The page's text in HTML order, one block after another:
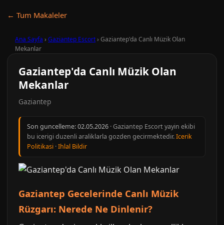
← Tum Makaleler
Ana Sayfa › Gaziantep Escort› Gaziantep'da Canlı Müzik Olan
Mekanlar
Gaziantep'da Canlı Müzik Olan
Mekanlar
Gaziantep
Son guncelleme:02.05.2026 · Gaziantep Escort yayin ekibi
bu icerigi duzenli araliklarla gozden gecirmektedir.Icerik
Politikasi ·Ihlal Bildir
Gaziantep Gecelerinde Canlı Müzik
Rüzgarı: Nerede Ne Dinlenir?